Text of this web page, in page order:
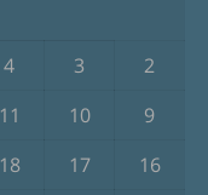
2
3
4
9
10
11
16
17
18